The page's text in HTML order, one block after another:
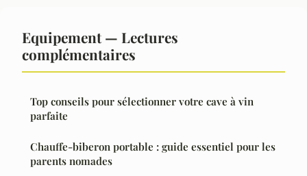
Equipement — Lectures
complémentaires
Top conseils pour sélectionner votre cave à vin
parfaite
Chauffe-biberon portable : guide essentiel pour les
parents nomades